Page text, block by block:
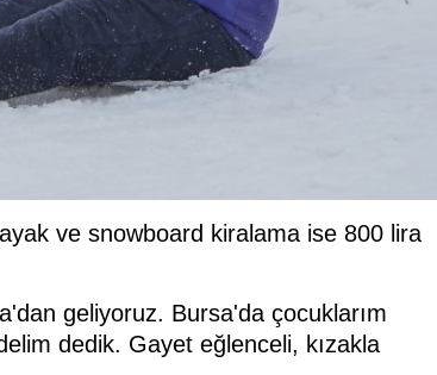
ve snowboard kiralama ise 800 lira
geliyoruz. Bursa'da çocuklarım
dedik. Gayet eğlenceli, kızakla